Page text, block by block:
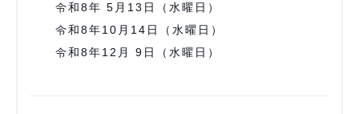
令和8年 5⽉13⽇（水曜日）
令和8年10⽉14⽇（水曜日）
令和8年12⽉ 9⽇（水曜日）